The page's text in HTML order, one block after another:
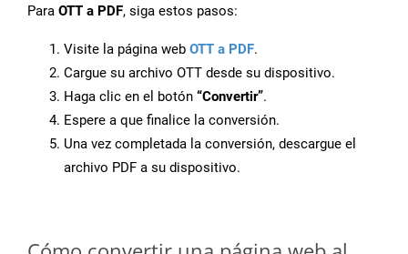
Para OTT a PDF, siga estos pasos:
Visite la página web OTT a PDF.
Cargue su archivo OTT desde su dispositivo.
Haga clic en el botón “Convertir”.
Espere a que finalice la conversión.
Una vez completada la conversión, descargue el
archivo PDF a su dispositivo.